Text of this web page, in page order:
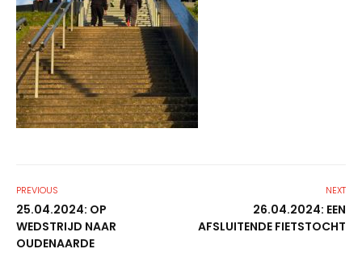
PREVIOUS
25.04.2024: OP
WEDSTRIJD NAAR
OUDENAARDE
NEXT
26.04.2024: EEN
AFSLUITENDE FIETSTOCHT